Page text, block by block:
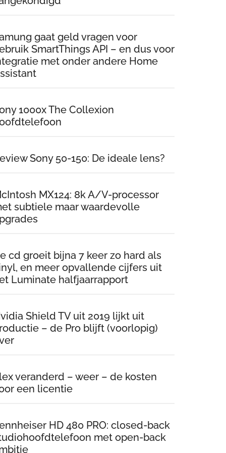
gaat geld vragen voor
SmartThings API – en dus voor
met onder andere Home
1000x The Collexion
Sony 50-150: De ideale lens?
MX124: 8k A/V-processor
subtiele maar waardevolle
cd groeit bijna 7 keer zo hard als
en meer opvallende cijfers uit
Luminate halfjaarrapport
Shield TV uit 2019 lijkt uit
– de Pro blijft (voorlopig)
veranderd – weer – de kosten
een licentie
HD 480 PRO: closed-back
met open-back